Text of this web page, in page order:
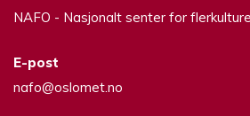
NAFO - Nasjonalt senter for
E-post
nafo@oslomet.no